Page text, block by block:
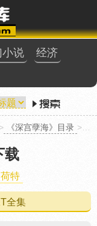
小说
经济
> 《深宫孽海》目录 >
载
特
全集